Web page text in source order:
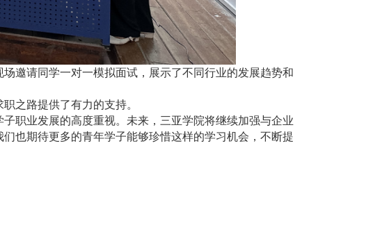
场邀请同学一对一模拟面试 ，展示了不同行业的发展趋势和
之路提供了有力的支持。
职业发展的高度重视。未来，三亚学院将继续加强与企业
也期待更多的青年学子能够珍惜这样的学习机会，不断提